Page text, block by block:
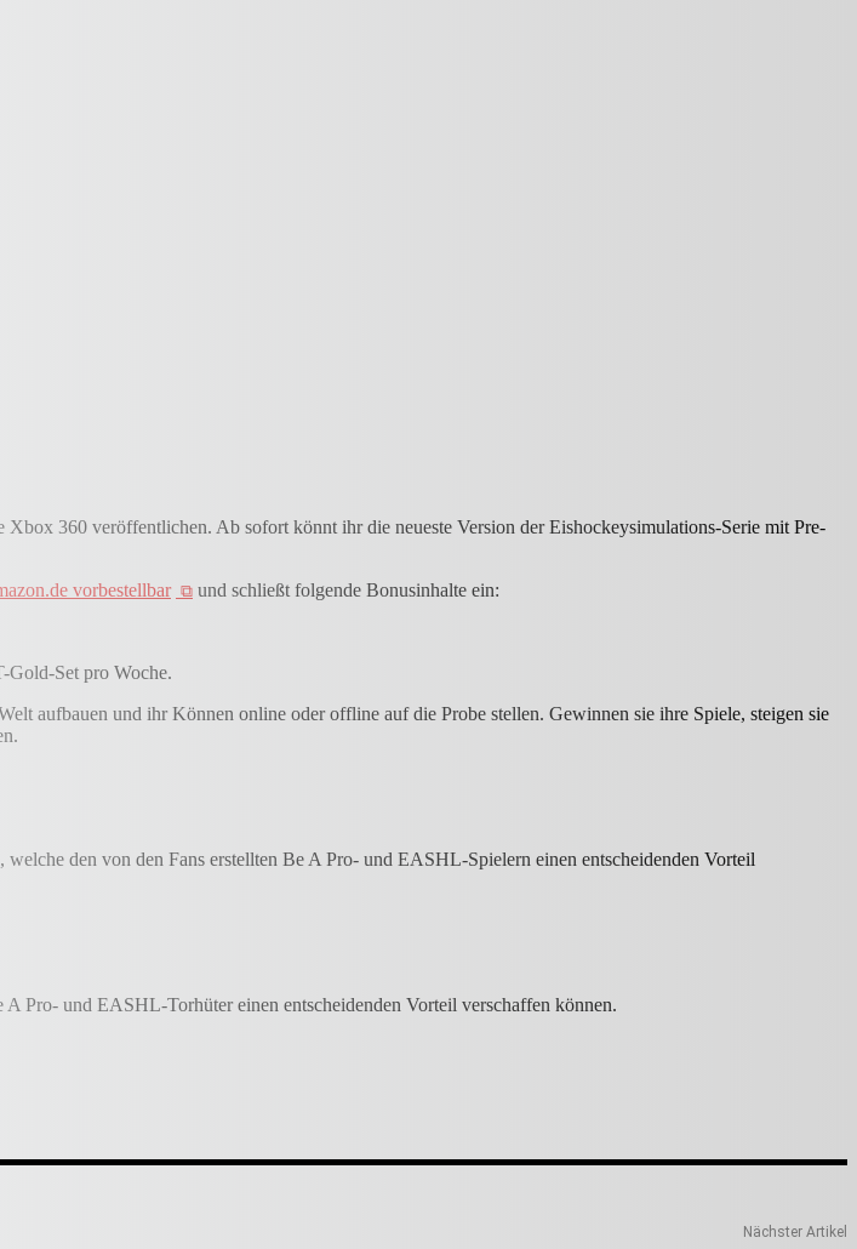
360 veröffentlichen. Ab sofort könnt ihr die neueste Version der Eishockeysimulations-Serie mit Pre-
vorbestellbar
und schließt folgende Bonusinhalte ein:
Gold-Set pro Woche.
aufbauen und ihr Können online oder offline auf die Probe stellen. Gewinnen sie ihre Spiele, steigen sie
den von den Fans erstellten Be A Pro- und EASHL-Spielern einen entscheidenden Vorteil
Pro- und EASHL-Torhüter einen entscheidenden Vorteil verschaffen können.
Nächster Artikel